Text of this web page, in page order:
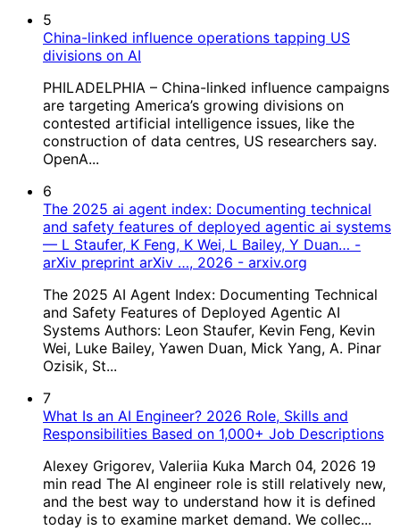
5
China-linked influence operations tapping US
divisions on AI
PHILADELPHIA – China-linked influence campaigns
are targeting America’s growing divisions on
contested artificial intelligence issues, like the
construction of data centres, US researchers say.
OpenA...
6
The 2025 ai agent index: Documenting technical
and safety features of deployed agentic ai systems
— L Staufer, K Feng, K Wei, L Bailey, Y Duan… -
arXiv preprint arXiv …, 2026 - arxiv.org
The 2025 AI Agent Index: Documenting Technical
and Safety Features of Deployed Agentic AI
Systems Authors: Leon Staufer, Kevin Feng, Kevin
Wei, Luke Bailey, Yawen Duan, Mick Yang, A. Pinar
Ozisik, St...
7
What Is an AI Engineer? 2026 Role, Skills and
Responsibilities Based on 1,000+ Job Descriptions
Alexey Grigorev, Valeriia Kuka March 04, 2026 19
min read The AI engineer role is still relatively new,
and the best way to understand how it is defined
today is to examine market demand. We collec...